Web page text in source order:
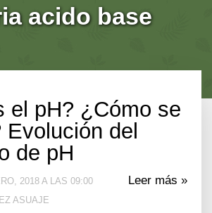
acido base
el pH? ¿Cómo se
del
de pH
Leer más »
2018 A LAS 09:00
ASUAJE